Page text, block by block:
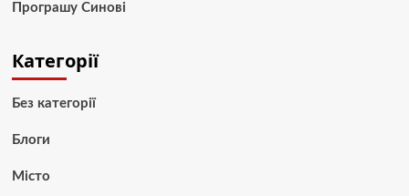
Програшу Синові
Категорії
Без категорії
Блоги
Місто